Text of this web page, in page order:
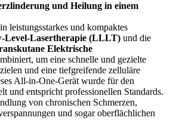
und Heilung in einem
leistungsstarkes und kompaktes
Level-Lasertherapie (LLLT) und die
Elektrische
um eine schnelle und gezielte
und eine tiefgreifende zelluläre
All-in-One-Gerät wurde für den
und entspricht professionellen Standards.
von chronischen Schmerzen,
und sogar oberflächlichen